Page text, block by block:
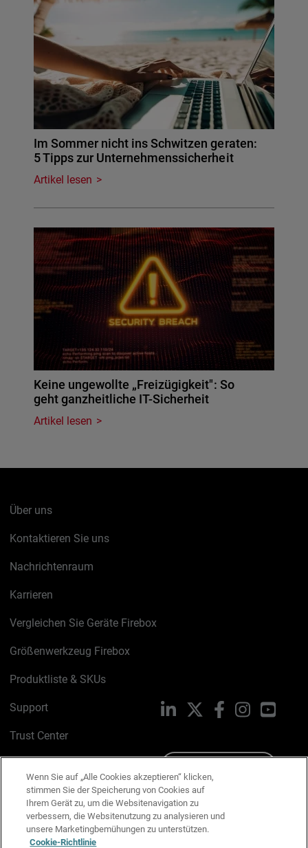
Im Sommer nicht ins Schwitzen geraten:
5 Tipps zur Unternehmenssicherheit
Artikel lesen
Keine ungewollte „Freizügigkeit": So
geht ganzheitliche IT-Sicherheit
Artikel lesen
Über uns
Kontaktieren Sie uns
Nachrichtenraum
Karrieren
Vergleichen Sie Geräte Firebox
Größenwerkzeug Firebox
Produktliste & SKUs
Support
Trust Center
Cookie-Richtlinie
Datenschutzrichtlinie
LinkedIn FacebookInstagram
Wenn Sie auf „Alle Cookies akzeptieren“ klicken,
stimmen Sie der Speicherung von Cookies auf
Ihrem Gerät zu, um die Websitenavigation zu
verbessern, die Websitenutzung zu analysieren und
unsere Marketingbemühungen zu unterstützen.
Cookie-Richtlinie